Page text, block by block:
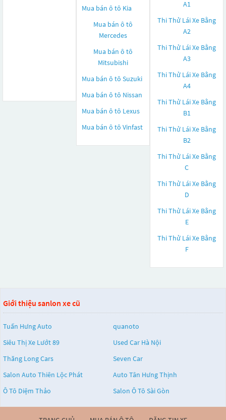
Mua bán ô tô Kia
Mua bán ô tô
Mercedes
Mua bán ô tô
Mitsubishi
Mua bán ô tô Suzuki
Mua bán ô tô Nissan
Mua bán ô tô Lexus
Mua bán ô tô Vinfast
A1
Thi Thử Lái Xe Bằng
A2
Thi Thử Lái Xe Bằng
A3
Thi Thử Lái Xe Bằng
A4
Thi Thử Lái Xe Bằng
B1
Thi Thử Lái Xe Bằng
B2
Thi Thử Lái Xe Bằng
C
Thi Thử Lái Xe Bằng
D
Thi Thử Lái Xe Bằng
E
Thi Thử Lái Xe Bằng
F
Giới thiệu sanlon xe cũ
Tuấn Hưng Auto
quanoto
Siêu Thị Xe Lướt 89
Used Car Hà Nội
Thăng Long Cars
Seven Car
Salon Auto Thiên Lộc Phát
Auto Tân Hưng Thịnh
Ô Tô Diệm Thảo
Salon Ô Tô Sài Gòn